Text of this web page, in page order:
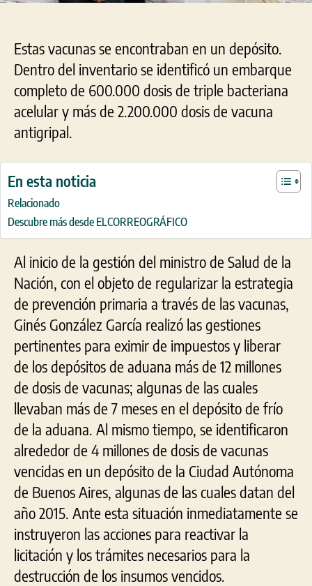
Estas vacunas se encontraban en un depósito.
Dentro del inventario se identificó un embarque
completo de 600.000 dosis de triple bacteriana
acelular y más de 2.200.000 dosis de vacuna
antigripal.
En esta noticia
Relacionado
Descubre más desde ELCORREOGRÁFICO
Al inicio de la gestión del ministro de Salud de la
Nación, con el objeto de regularizar la estrategia
de prevención primaria a través de las vacunas,
Ginés González García realizó las gestiones
pertinentes para eximir de impuestos y liberar
de los depósitos de aduana más de 12 millones
de dosis de vacunas; algunas de las cuales
llevaban más de 7 meses en el depósito de frío
de la aduana. Al mismo tiempo, se identificaron
alrededor de 4 millones de dosis de vacunas
vencidas en un depósito de la Ciudad Autónoma
de Buenos Aires, algunas de las cuales datan del
año 2015. Ante esta situación inmediatamente se
instruyeron las acciones para reactivar la
licitación y los trámites necesarios para la
destrucción de los insumos vencidos.